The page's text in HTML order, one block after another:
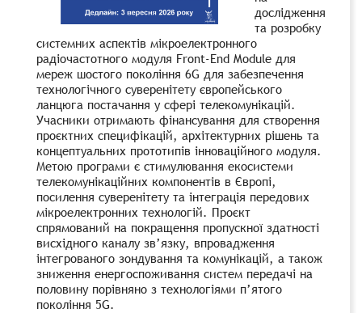
дослідження
та розробку
системних аспектів мікроелектронного
радіочастотного модуля Front-End Module для
мереж шостого покоління 6G для забезпечення
технологічного суверенітету європейського
ланцюга постачання у сфері телекомунікацій.
Учасники отримають фінансування для створення
проєктних специфікацій, архітектурних рішень та
концептуальних прототипів інноваційного модуля.
Метою програми є стимулювання екосистеми
телекомунікаційних компонентів в Європі,
посилення суверенітету та інтеграція передових
мікроелектронних технологій. Проєкт
спрямований на покращення пропускної здатності
висхідного каналу зв’язку, впровадження
інтегрованого зондування та комунікацій, а також
зниження енергоспоживання систем передачі на
половину порівняно з технологіями п’ятого
покоління 5G.